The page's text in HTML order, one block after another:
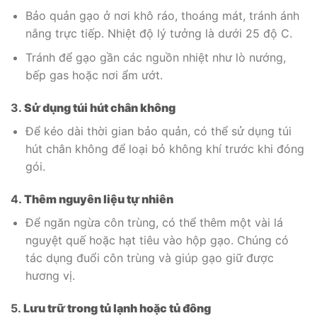
Bảo quản gạo ở nơi khô ráo, thoáng mát, tránh ánh
nắng trực tiếp. Nhiệt độ lý tưởng là dưới 25 độ C.
Tránh để gạo gần các nguồn nhiệt như lò nướng,
bếp gas hoặc nơi ẩm ướt.
3. Sử dụng túi hút chân không
Để kéo dài thời gian bảo quản, có thể sử dụng túi
hút chân không để loại bỏ không khí trước khi đóng
gói.
4. Thêm nguyên liệu tự nhiên
Để ngăn ngừa côn trùng, có thể thêm một vài lá
nguyệt quế hoặc hạt tiêu vào hộp gạo. Chúng có
tác dụng đuổi côn trùng và giúp gạo giữ được
hương vị.
5. Lưu trữ trong tủ lạnh hoặc tủ đông